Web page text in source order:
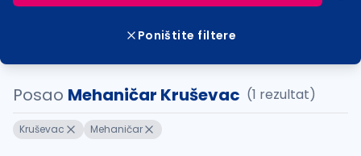
Poništite filtere
Posao Mehaničar Kruševac (1 rezultat)
Kruševac Mehaničar